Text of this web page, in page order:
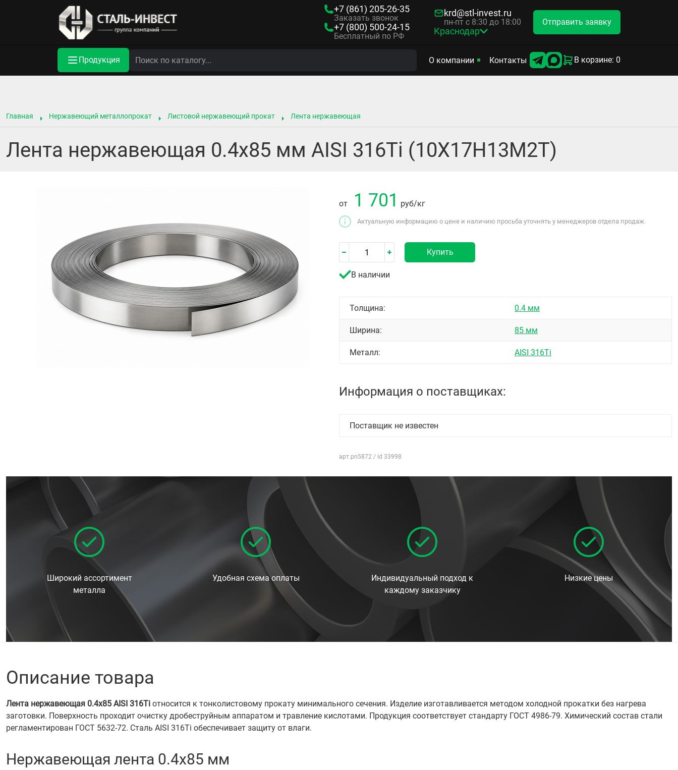
+7 (861) 205-26-35
Заказать звонок
+7 (800) 500-24-15
Бесплатный по РФ
krd@stl-invest.ru
пн-пт с 8:30 до 18:00
Краснодар
Отправить заявку
Продукция О компании Контакты В корзине: 0
Главная Нержавеющий металлопрокат Листовой нержавеющий прокат Лента нержавеющая
Лента нержавеющая 0.4х85 мм AISI 316Ti (10Х17Н13М2Т)
от 1 701 руб/кг
Актуальную информацию о цене и наличию просьба уточнять у менеджеров отдела продаж.
Купить
В наличии
Толщина: 0.4 мм
Ширина: 85 мм
Металл: AISI 316Ti
Информация о поставщиках:
Поставщик не известен
арт.pn5872 / id 33998
Широкий ассортимент
металла
Удобная схема оплаты
Индивидуальный подход к
каждому заказчику
Низкие цены
Описание товара
Лента нержавеющая 0.4х85 AISI 316Ti относится к тонколистовому прокату минимального сечения. Изделие изготавливается методом холодной прокатки без нагрева
заготовки. Поверхность проходит очистку дробеструйным аппаратом и травление кислотами. Продукция соответствует стандарту ГОСТ 4986-79. Химический состав стали
регламентирован ГОСТ 5632-72. Сталь AISI 316Ti обеспечивает защиту от влаги.
Нержавеющая лента 0.4х85 мм